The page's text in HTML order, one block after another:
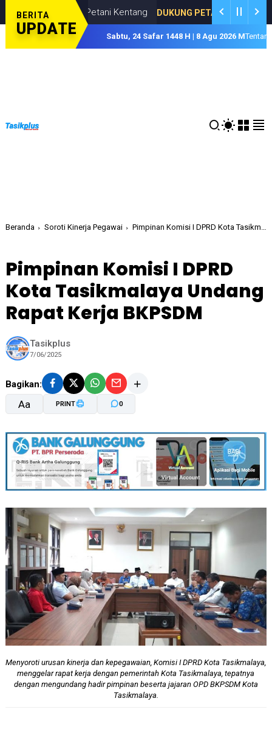
BERITA
UPDATE
bagi Petani Kentang DUKUNG PETANI KENTANG AUGUSTUS
Sabtu, 24 Safar 1448 H | 8 Agu 2026 M
Beranda Soroti Kinerja Pegawai Pimpinan Komisi I DPRD Kota Tasikmalaya Undang Rapat Kerja BKPSDM
Pimpinan Komisi I DPRD
Kota Tasikmalaya Undang
Rapat Kerja BKPSDM
Tasikplus
7/06/2025
Bagikan:
Aa
A-
PRINT 0
Menyoroti urusan kinerja dan kepegawaian, Komisi I DPRD Kota Tasikmalaya,
menggelar rapat kerja dengan pemerintah Kota Tasikmalaya, tepatnya
dengan mengundang hadir pimpinan beserta jajaran OPD BKPSDM Kota
Tasikmalaya.